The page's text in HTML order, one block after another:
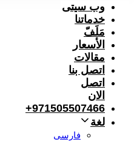
وب سیتی
خدماتنا
مَلَفّ
الأسعار
مقالات
اتصل بنا
اتصل
الان
971505507466+
لغة
فارسی